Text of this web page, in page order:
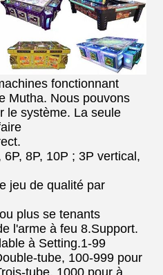
fonctionnant
Mutha. Nous pouvons
le système. La seule
8P, 10P ; 3P vertical,
jeu de qualité par
plus se tenants
l'arme à feu 8.Support.
à Setting.1-99
tube, 100-999 pour
tube, 1000 pour à